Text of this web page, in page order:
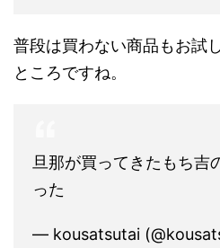
普段は買わない商品もお試
ところですね。
旦那が買ってきたもち吉
った
— kousatsutai